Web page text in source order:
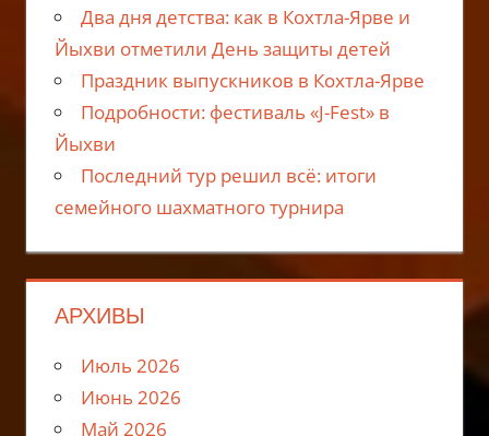
Два дня детства: как в Кохтла-Ярве и
Йыхви отметили День защиты детей
Праздник выпускников в Кохтла-Ярве
Подробности: фестиваль «J-Fest» в
Йыхви
Последний тур решил всё: итоги
семейного шахматного турнира
АРХИВЫ
Июль 2026
Июнь 2026
Май 2026